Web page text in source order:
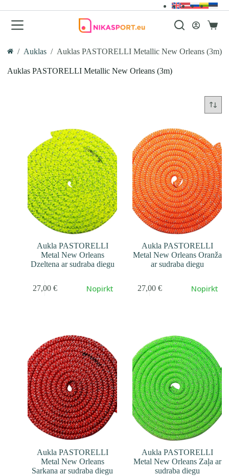
to
content
/ Auklas / Auklas PASTORELLI Metallic New Orleans (3m)
Auklas PASTORELLI Metallic New Orleans (3m)
Aukla PASTORELLI
Metal New Orleans
Dzeltena ar sudraba diegu
27,00 € Nopirkt
Aukla PASTORELLI
Metal New Orleans Oranža
ar sudraba diegu
27,00 € Nopirkt
Aukla PASTORELLI
Metal New Orleans
Sarkana ar sudraba diegu
Aukla PASTORELLI
Metal New Orleans Zaļa ar
sudraba diegu